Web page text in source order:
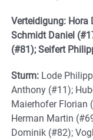
Verteidigung: Hora
Schmidt Daniel
(#81); Seifert
Sturm: Lode
Anthony (#11);
Maierhofer Florian
Herman Martin
Dominik (#82);